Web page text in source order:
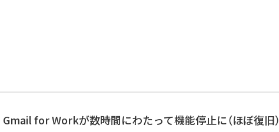
Gmail for Workが数時間にわたって機能停止に（ほぼ復旧）